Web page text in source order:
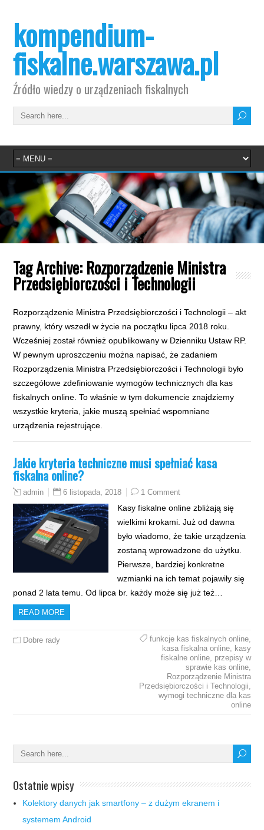
kompendium-
fiskalne.warszawa.pl
Źródło wiedzy o urządzeniach fiskalnych
Tag Archive: Rozporządzenie Ministra
Przedsiębiorczości i Technologii
Rozporządzenie Ministra Przedsiębiorczości i Technologii – akt
prawny, który wszedł w życie na początku lipca 2018 roku.
Wcześniej został również opublikowany w Dzienniku Ustaw RP.
W pewnym uproszczeniu można napisać, że zadaniem
Rozporządzenia Ministra Przedsiębiorczości i Technologii było
szczegółowe zdefiniowanie wymogów technicznych dla kas
fiskalnych online. To właśnie w tym dokumencie znajdziemy
wszystkie kryteria, jakie muszą spełniać wspomniane
urządzenia rejestrujące.
Jakie kryteria techniczne musi spełniać kasa
fiskalna online?
admin 6 listopada, 2018 1 Comment
Kasy fiskalne online zbliżają się
wielkimi krokami. Już od dawna
było wiadomo, że takie urządzenia
zostaną wprowadzone do użytku.
Pierwsze, bardziej konkretne
wzmianki na ich temat pojawiły się
ponad 2 lata temu. Od lipca br. każdy może się już też…
READ MORE
Dobre rady funkcje kas fiskalnych online,
kasa fiskalna online, kasy
fiskalne online, przepisy w
sprawie kas online,
Rozporządzenie Ministra
Przedsiębiorczości i Technologii
wymogi techniczne dla kas
online
Ostatnie wpisy
Kolektory danych jak smartfony – z dużym ekranem i
systemem Android